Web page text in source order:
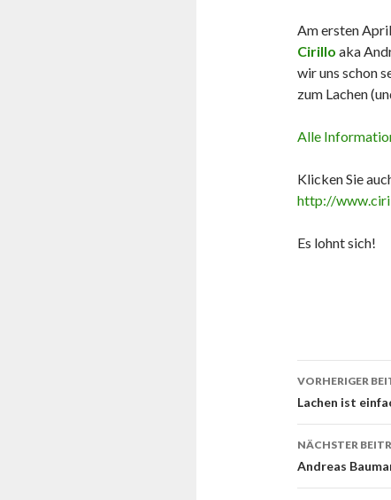
Am ersten
Cirillo aka
wir uns schon
zum Lachen
Alle
Klicken Sie
http://
Es lohnt sich!
VORHERIGER
Lachen ist
NÄCHSTER
Andreas